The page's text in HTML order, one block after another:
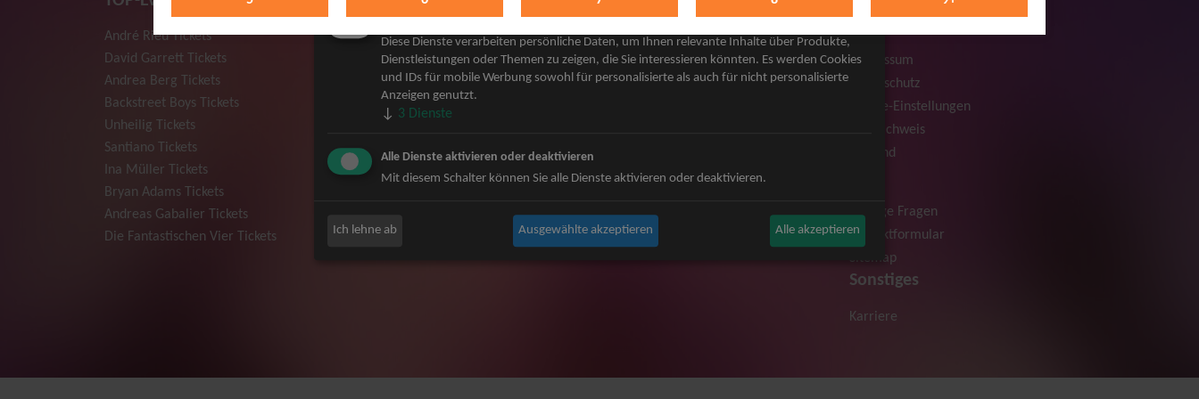
André Rieu Tickets
David Garrett Tickets
Andrea Berg Tickets
Backstreet Boys Tickets
Unheilig Tickets
Santiano Tickets
Ina Müller Tickets
Bryan Adams Tickets
Andreas Gabalier Tickets
Die Fantastischen Vier Tickets
Herbert Grönemeyer Tickets
Deep Purple Tickets
Howard Carpendale Tickets
Jan Delay & Disko No.1 Tickets
Bob Dylan Tickets
Mark Forster Tickets
Niedeckens BAP Tickets
Judas Priest Tickets
The BossHoss Tickets
Silbermond Tickets
Simple Plan Tickets
Beatrice Egli Tickets
Roland Kaiser Tickets
AGB
Impressum
Datenschutz
Cookie-Einstellungen
Bildnachweis
Versand
Häufige Fragen
Kontaktformular
Sitemap
Sonstiges
Karriere
Marketing
Diese Dienste verarbeiten persönliche Daten, um Ihnen relevante Inhalte über Produkte,
Dienstleistungen oder Themen zu zeigen, die Sie interessieren könnten. Es werden Cookies
und IDs für mobile Werbung sowohl für personalisierte als auch für nicht personalisierte
Anzeigen genutzt.
↓ 3 Dienste
Alle Dienste aktivieren oder deaktivieren
Mit diesem Schalter können Sie alle Dienste aktivieren oder deaktivieren.
Ich lehne ab Ausgewählte akzeptieren Alle akzeptieren